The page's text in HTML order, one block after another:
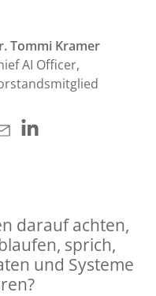
Tommi Kramer
AI Officer,
darauf achten,
sprich,
und Systeme